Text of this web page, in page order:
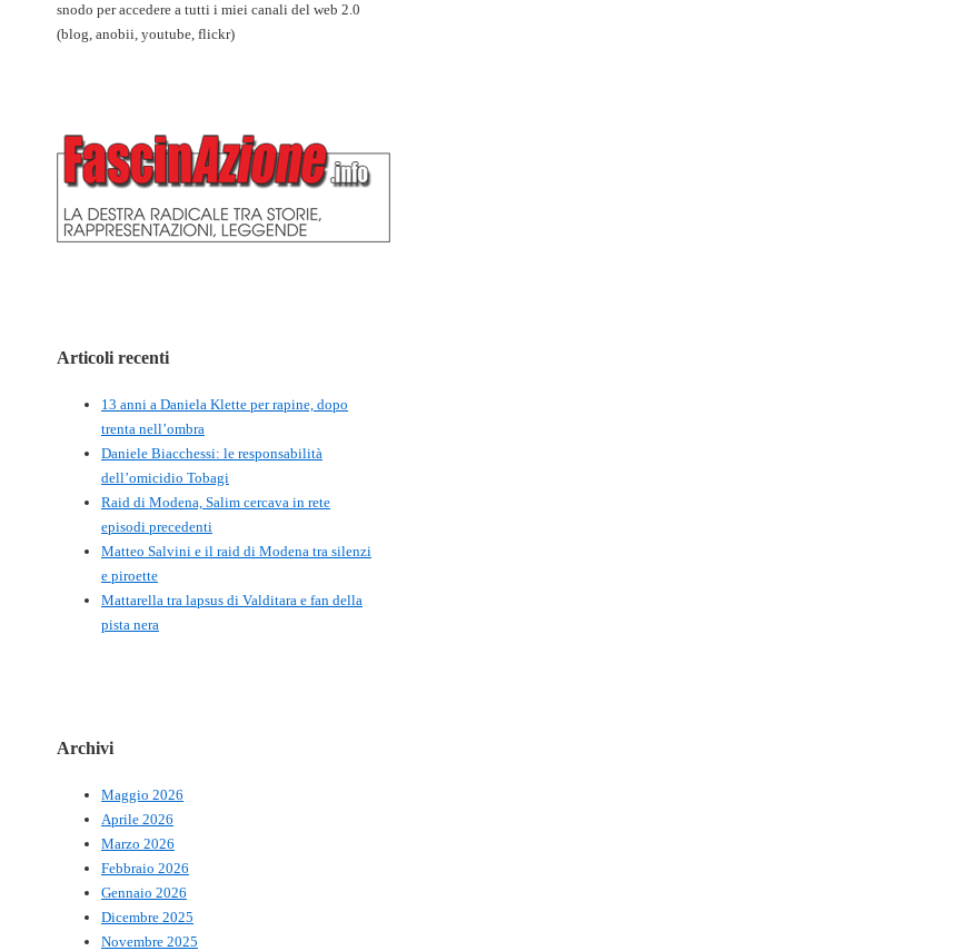
snodo per accedere a tutti i miei canali del web 2.0
(blog, anobii, youtube, flickr)
Articoli recenti
13 anni a Daniela Klette per rapine, dopo
trenta nell’ombra
Daniele Biacchessi: le responsabilità
dell’omicidio Tobagi
Raid di Modena, Salim cercava in rete
episodi precedenti
Matteo Salvini e il raid di Modena tra silenzi
e piroette
Mattarella tra lapsus di Valditara e fan della
pista nera
Archivi
Maggio 2026
Aprile 2026
Marzo 2026
Febbraio 2026
Gennaio 2026
Dicembre 2025
Novembre 2025